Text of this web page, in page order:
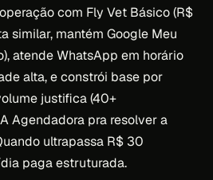
com Fly Vet Básico (R$
similar, mantém Google Meu
atende WhatsApp em horário
alta, e constrói base por
justifica (40+
Agendadora pra resolver a
ultrapassa R$ 30
paga estruturada.